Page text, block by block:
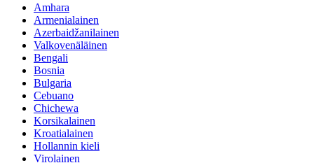
Amhara
Armenialainen
Azerbaidžanilainen
Valkovenäläinen
Bengali
Bosnia
Bulgaria
Cebuano
Chichewa
Korsikalainen
Kroatialainen
Hollannin kieli
Virolainen